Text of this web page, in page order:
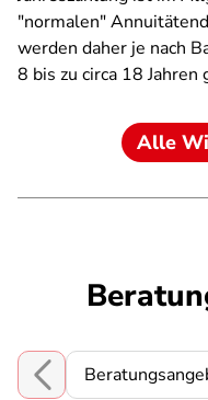
"normalen"
werden daher je nach
8 bis zu circa 18 Jahren
Alle
Choose a section